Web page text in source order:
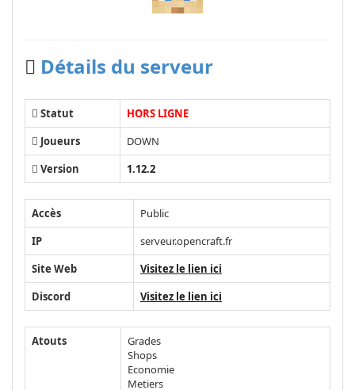
Détails du serveur
Statut
HORS LIGNE
Joueurs
DOWN
Version
1.12.2
Accès
Public
IP
serveur.opencraft.fr
Site Web
Visitez le lien ici
Discord
Visitez le lien ici
Atouts
Grades
Shops
Economie
Metiers